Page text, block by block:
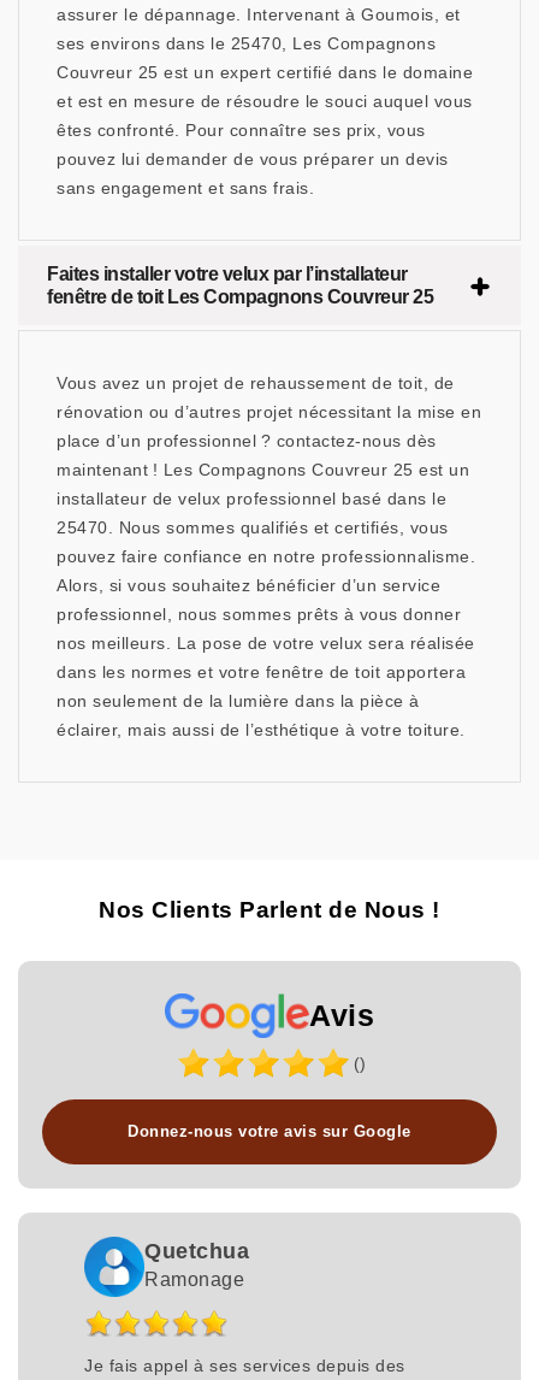
assurer le dépannage. Intervenant à Goumois, et
ses environs dans le 25470, Les Compagnons
Couvreur 25 est un expert certifié dans le domaine
et est en mesure de résoudre le souci auquel vous
êtes confronté. Pour connaître ses prix, vous
pouvez lui demander de vous préparer un devis
sans engagement et sans frais.
Faites installer votre velux par l’installateur
fenêtre de toit Les Compagnons Couvreur 25
Vous avez un projet de rehaussement de toit, de
rénovation ou d’autres projet nécessitant la mise en
place d’un professionnel ? contactez-nous dès
maintenant ! Les Compagnons Couvreur 25 est un
installateur de velux professionnel basé dans le
25470. Nous sommes qualifiés et certifiés, vous
pouvez faire confiance en notre professionnalisme.
Alors, si vous souhaitez bénéficier d’un service
professionnel, nous sommes prêts à vous donner
nos meilleurs. La pose de votre velux sera réalisée
dans les normes et votre fenêtre de toit apportera
non seulement de la lumière dans la pièce à
éclairer, mais aussi de l’esthétique à votre toiture.
Nos Clients Parlent de Nous !
Avis
()
Donnez-nous votre avis sur Google
Quetchua
Ramonage
Je fais appel à ses services depuis des